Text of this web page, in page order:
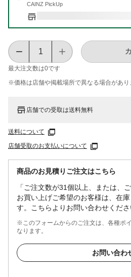
CAINZ PickUp
最大注文数は0です
※価格は​店舗や​掲載場所で​異なる​場合が​あり
店舗での受取は送料無料
送料について
店舗受取のお支払いについて
商品のお見積りご注文はこちら
「ご注文数が31個以上、または、
お買い上げご希望のお客様は、在
す。こちらよりお問い合わせくださ
※このフォームからのご注文は、各種ポ
なります。
お問い合わ